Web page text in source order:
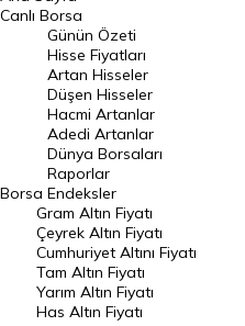
BIST 100 Hisseleri
En Çok Artan Hisseler
En Çok Düşen Hisseler
Hacmi Artanlar
Geçmiş Kapanışlar
Dünya Borsaları
Raporlar
Endeksler
DÖVİZ
Canlı Borsa
Borsa
Günün Özeti
Hisse Fiyatları
Artan Hisseler
Düşen Hisseler
Hacmi Artanlar
Adedi Artanlar
Dünya Borsaları
Raporlar
Endeksler
Gram Altın Fiyatı
Çeyrek Altın Fiyatı
Cumhuriyet Altını Fiyatı
Tam Altın Fiyatı
Yarım Altın Fiyatı
Has Altın Fiyatı